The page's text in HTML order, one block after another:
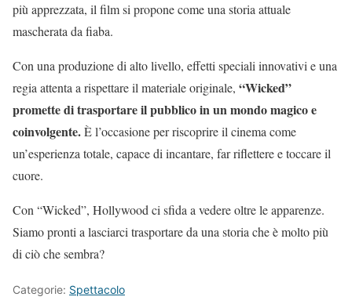
più apprezzata, il film si propone come una storia attuale
mascherata da fiaba.
Con una produzione di alto livello, effetti speciali innovativi e una
regia attenta a rispettare il materiale originale, “Wicked”
promette di trasportare il pubblico in un mondo magico e
coinvolgente.È l’occasione per riscoprire il cinema come
un’esperienza totale, capace di incantare, far riflettere e toccare il
cuore.
Con “Wicked”, Hollywood ci sfida a vedere oltre le apparenze.
Siamo pronti a lasciarci trasportare da una storia che è molto più
di ciò che sembra?
Categorie: Spettacolo